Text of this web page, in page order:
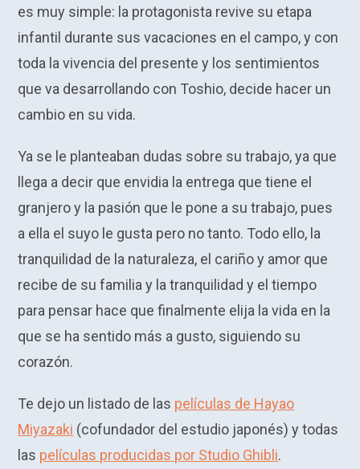
es muy simple: la protagonista revive su etapa
infantil durante sus vacaciones en el campo, y con
toda la vivencia del presente y los sentimientos
que va desarrollando con Toshio, decide hacer un
cambio en su vida.
Ya se le planteaban dudas sobre su trabajo, ya que
llega a decir que envidia la entrega que tiene el
granjero y la pasión que le pone a su trabajo, pues
a ella el suyo le gusta pero no tanto. Todo ello, la
tranquilidad de la naturaleza, el cariño y amor que
recibe de su familia y la tranquilidad y el tiempo
para pensar hace que finalmente elija la vida en la
que se ha sentido más a gusto, siguiendo su
corazón.
Te dejo un listado de las películas de Hayao
Miyazaki (cofundador del estudio japonés) y todas
las películas producidas por Studio Ghibli.